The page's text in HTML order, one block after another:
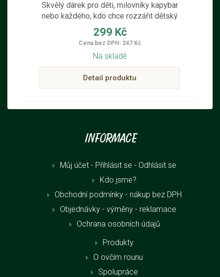
Skvělý dárek pro děti, milovníky kapybar
nebo každého, kdo chce rozzářit dětský
pokojíček.
299 Kč
Cena bez DPH: 247 Kč
Na skladě
Detail produktu
Informace
Můj účet - Přihlásit se - Odhlásit se
Kdo jsme?
Obchodní podmínky - nákup bez DPH
Objednávky - výměny - reklamace
Ochrana osobních údajů
Produkty
O ovčím rounu
Spolupráce